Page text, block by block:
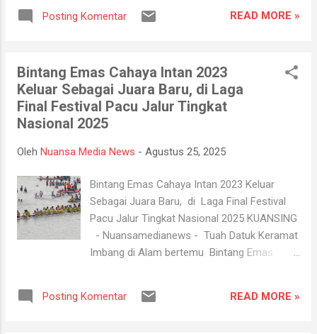
apresiasi kepada seluruh pihak yang terlibat,
yang berlangsung di kawasan Gedung
memastikan kegiatan berlangsung aman,
tertib dan tidak mengganggu aktivitas
masyarakat lainnya," kata Kapolres Metro
Jakarta Pusat Kombes Polisi Susatyo
dari laman antara. Pengamanan dilakukan
ini dilakukan untuk menjaga kelancaran
penyampaian aspirasi publik.tanpa
penggunaan senjata api oleh personel yang
sebelum diterjunkan ke lapangan, seluruh
"Tactical Wall Game" (TWG) dan apel
Posting Komentar READ MORE »
Bintang Emas Cahaya Intan 2023
Keluar Sebagai Juara Baru, di Laga
Final Festival Pacu Jalur Tingkat
Nasional 2025
Oleh Nuansa Media News - Agustus 25, 2025
Bintang Emas Cahaya Intan 2023 Keluar
Sebagai Juara Baru, di Laga Final Festival
Pacu Jalur Tingkat Nasional 2025 KUANSING
- Nuansamedianews - Tuah Datuk Keramat
Imbang di Alam bertemu Bintang Emas
sengit di tepian sungai Narosa. Bintang Emas
Posting Komentar READ MORE »